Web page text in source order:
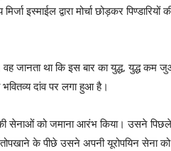
इस्माईल द्वारा मोर्चा छोड़कर
वह जानता था कि इस बार का युद्ध, युद्ध
भवितव्य दांव पर लगा हुआ है।
सेनाओं को जमाना आरंभ किया। उसने
के पीछे उसने अपनी यूरोपयिन सेना